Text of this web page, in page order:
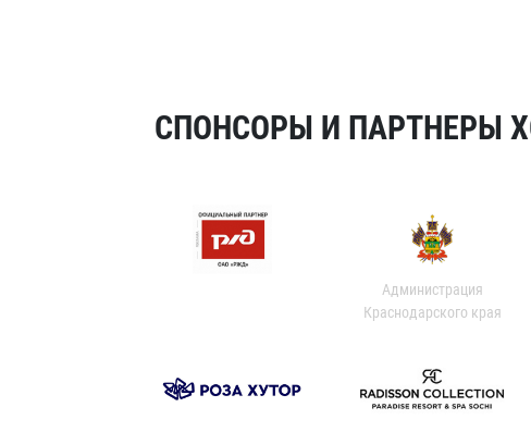
СПОНСОРЫ И ПАРТНЕРЫ
Администрация
Краснодарского края